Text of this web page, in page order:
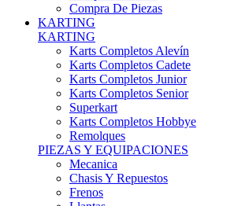
Compra De Piezas
KARTING
KARTING
Karts Completos Alevín
Karts Completos Cadete
Karts Completos Junior
Karts Completos Senior
Superkart
Karts Completos Hobbye
Remolques
PIEZAS Y EQUIPACIONES
Mecanica
Chasis Y Repuestos
Frenos